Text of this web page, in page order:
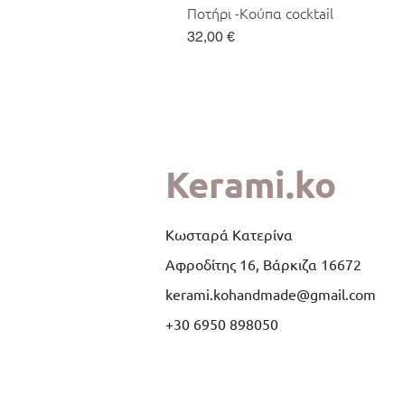
Ποτήρι -Κούπα cocktail
Τιμή
32,00 €
Kerami.ko
Κωσταρά Κατερίνα
Αφροδίτης 16, Βάρκιζα 16672
kerami.kohandmade@gmail.com
+30 6950 898050